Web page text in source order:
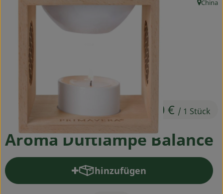
Ökokisten
Obst & Gemüse
Kühltheke
Backwaren
Haltbares
Drogerie
Aroma Duftlampe Balance
29,90 € / 1 Stück
,China
hinzufügen
Produkt zum Warenkorb